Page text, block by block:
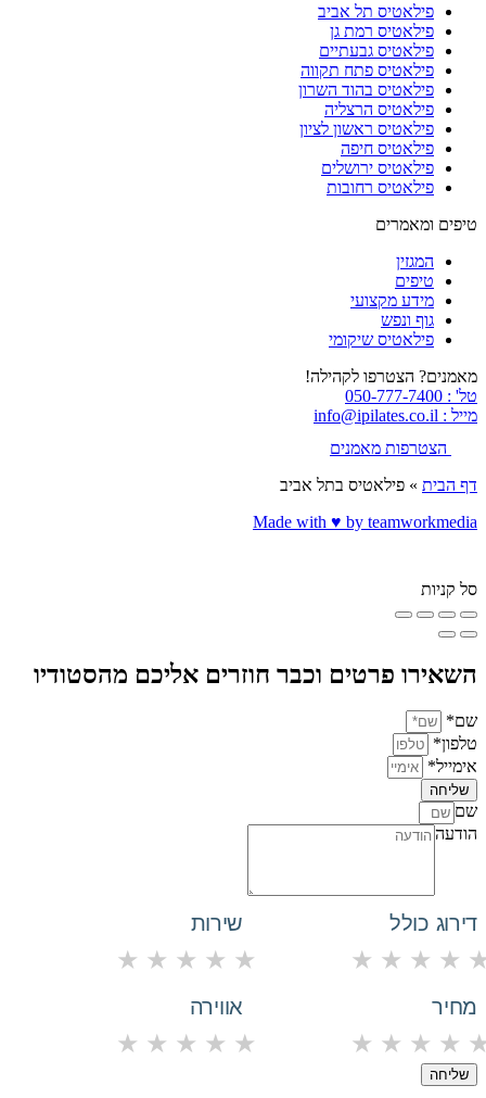
פילאטיס תל אביב
פילאטיס רמת גן
פילאטיס גבעתיים
פילאטיס פתח תקווה
פילאטיס בהוד השרון
פילאטיס הרצליה
פילאטיס ראשון לציון
פילאטיס חיפה
פילאטיס ירושלים
פילאטיס רחובות
טיפים ומאמרים
המגזין
טיפים
מידע מקצועי
גוף ונפש
פילאטיס שיקומי
מאמנים? הצטרפו לקהילה!
טל' : 050-777-7400
מייל : info@ipilates.co.il
הצטרפות מאמנים
דף הבית » פילאטיס בתל אביב
Made with ♥️ by teamworkmedia
סל קניות
השאירו פרטים וכבר חוזרים אליכם מהסטודיו
שם*
טלפון*
אימייל*
שליחה
שם
הודעה
דירוג כולל
★ ★ ★ ★
שירות
★ ★ ★ ★ ★
מחיר
★ ★ ★ ★
אווירה
★ ★ ★ ★ ★
שליחה